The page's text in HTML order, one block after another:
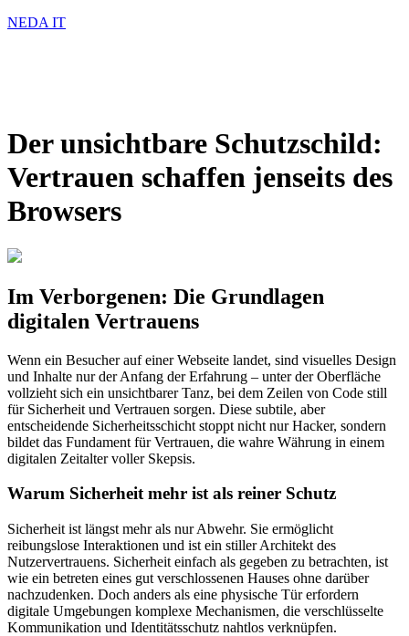
NEDA IT
Der unsichtbare Schutzschild:
Vertrauen schaffen jenseits des
Browsers
Im Verborgenen: Die Grundlagen
digitalen Vertrauens
Wenn ein Besucher auf einer Webseite landet, sind visuelles Design
und Inhalte nur der Anfang der Erfahrung – unter der Oberfläche
vollzieht sich ein unsichtbarer Tanz, bei dem Zeilen von Code still
für Sicherheit und Vertrauen sorgen. Diese subtile, aber
entscheidende Sicherheitsschicht stoppt nicht nur Hacker, sondern
bildet das Fundament für Vertrauen, die wahre Währung in einem
digitalen Zeitalter voller Skepsis.
Warum Sicherheit mehr ist als reiner Schutz
Sicherheit ist längst mehr als nur Abwehr. Sie ermöglicht
reibungslose Interaktionen und ist ein stiller Architekt des
Nutzervertrauens. Sicherheit einfach als gegeben zu betrachten, ist
wie ein betreten eines gut verschlossenen Hauses ohne darüber
nachzudenken. Doch anders als eine physische Tür erfordern
digitale Umgebungen komplexe Mechanismen, die verschlüsselte
Kommunikation und Identitätsschutz nahtlos verknüpfen.